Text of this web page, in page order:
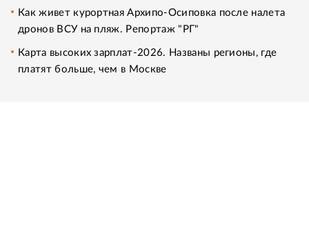
Как живет курортная Архипо-Осиповка после налета
дронов ВСУ на пляж. Репортаж "РГ"
Карта высоких зарплат-2026. Названы регионы, где
платят больше, чем в Москве